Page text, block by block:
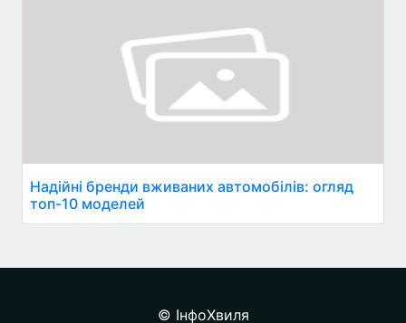
Надійні бренди вживаних автомобілів: огляд
топ-10 моделей
© ІнфоХвиля